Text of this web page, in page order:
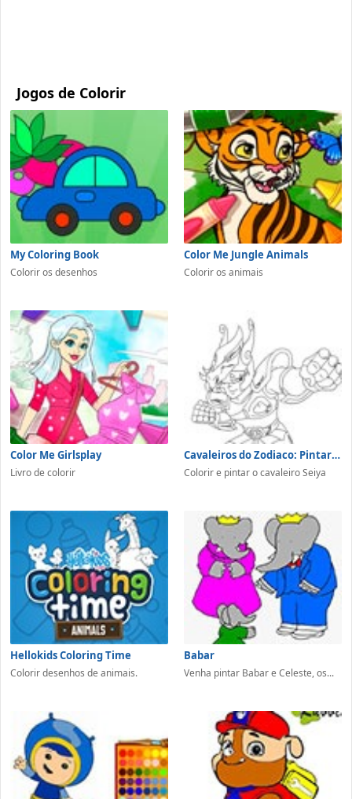
Jogos de Colorir
My Coloring Book
Colorir os desenhos
Color Me Jungle Animals
Colorir os animais
Color Me Girlsplay
Livro de colorir
Cavaleiros do Zodiaco: Pintar o Saint Seiya
Colorir e pintar o cavaleiro Seiya
Hellokids Coloring Time
Colorir desenhos de animais.
Babar
Venha pintar Babar e Celeste, os...